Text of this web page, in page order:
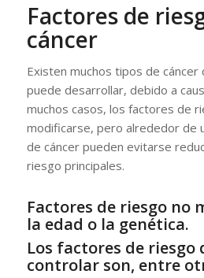
Factores de
cáncer
Existen muchos tipos de cáncer
puede desarrollar, debido a
muchos casos, los factores de
modificarse, pero alrededor de
de cáncer pueden evitarse
riesgo principales.
Factores de riesgo no
la edad o la genética.
Los factores de riesgo
controlar son, entre